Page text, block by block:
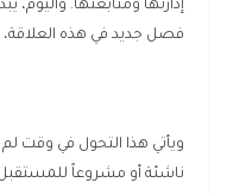
فصل جديد في هذه العلاقة،
ويأتي هذا التحول في وقت
ناشئة أو مشروعاً